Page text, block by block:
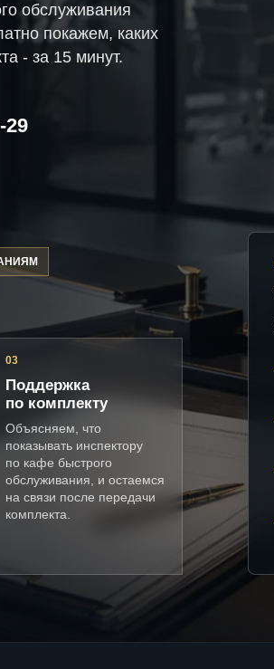
обслуживания
покажем, каких
- за 15 минут.
29
03
Поддержка
по комплекту
Объясняем, что
показывать инспектору
по кафе быстрого
обслуживания, и остаемся
на связи после передачи
комплекта.